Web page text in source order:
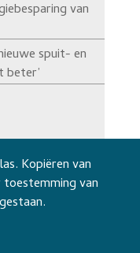
van
spuit- en
Kopiëren van
van